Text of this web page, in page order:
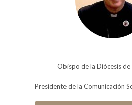
Obispo de la Diócesis de
Presidente de la Comunicación